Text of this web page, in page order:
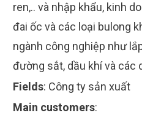
ren,.. và nhập khẩu, kinh
đai ốc và các loại bulong
ngành công nghiệp như
đường sắt, dầu khí và các
Fields: Công ty sản xuất
Main customers: